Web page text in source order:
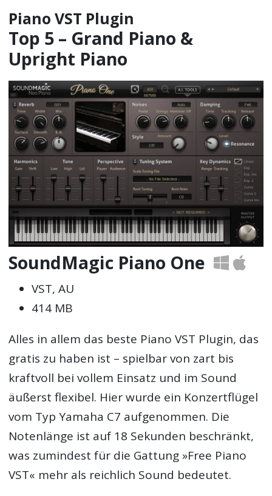
Piano VST Plugin
Top 5 – Grand Piano &
Upright Piano
SoundMagic Piano One
VST, AU
414 MB
Alles in allem das beste Piano VST Plugin, das
gratis zu haben ist – spielbar von zart bis
kraftvoll bei vollem Einsatz und im Sound
äußerst flexibel. Hier wurde ein Konzertflügel
vom Typ Yamaha C7 aufgenommen. Die
Notenlänge ist auf 18 Sekunden beschränkt,
was zumindest für die Gattung »Free Piano
VST« mehr als reichlich Sound bedeutet.